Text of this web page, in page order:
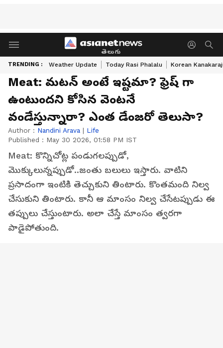
తెలుగు
TRENDING : Weather Update Today Rasi Phalalu Korean
Meat: మటన్ అంటే ఇష్టమా? ఫ్రెష్ గా
ఉంటుందని కోసిన వెంటనే
వండేస్తున్నారా? ఎంత డేంజరో తెలుసా?
Author : Nandini Arava | Life
Published : May 30 2026, 01:58 PM IST
Meat: కొన్నిచోట్ల పండుగలప్పుడో,
మొక్కులున్నప్పుడో..జంతు బలులు ఇస్తారు. వాటిని
ప్రసాదంగా ఇంటికి తెచ్చుకుని తింటారు. కొంతమంది నిల్వ
చేసుకుని తింటారు. కానీ ఆ మాంసం నిల్వ చేసేటప్పుడు ఈ
తప్పులు చేస్తుంటారు. అలా చేస్తే మాంసం త్వరగా
పాడైపోతుంది.